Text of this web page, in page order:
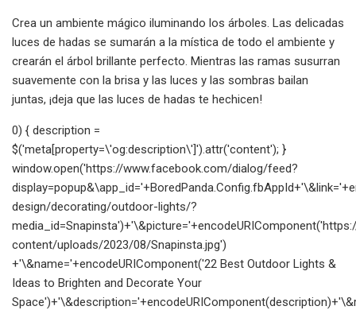
Crea un ambiente mágico iluminando los árboles. Las delicadas
luces de hadas se sumarán a la mística de todo el ambiente y
crearán el árbol brillante perfecto. Mientras las ramas susurran
suavemente con la brisa y las luces y las sombras bailan
juntas, ¡deja que las luces de hadas te hechicen!
0) { description =
$('meta[property=\'og:description\']').attr('content'); }
window.open('https://www.facebook.com/dialog/feed?
design/decorating/outdoor-lights/?
content/uploads/2023/08/Snapinsta.jpg')
+'\&name='+encodeURIComponent('22 Best Outdoor Lights &
Ideas to Brighten and Decorate Your